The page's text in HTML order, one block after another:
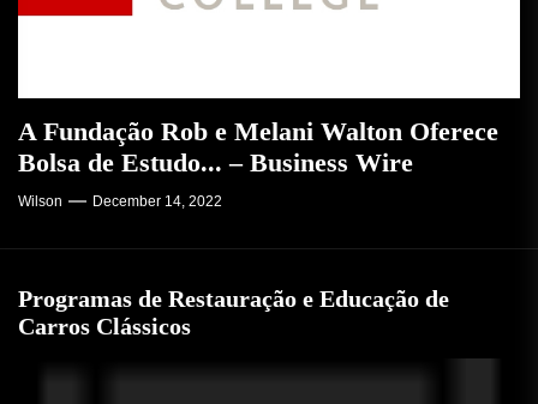
A Fundação Rob e Melani Walton Oferece
Bolsa de Estudo... – Business Wire
Wilson December 14, 2022
Programas de Restauração e Educação de
Carros Clássicos